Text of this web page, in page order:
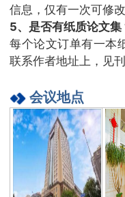
信息，仅有一次可修改
5、是否有纸质论文集
每个论文订单有一本
联系作者地址上，见
会议地点